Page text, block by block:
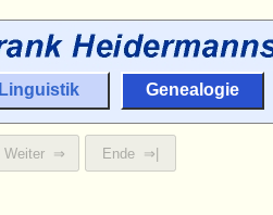
Linguistik Genealogie